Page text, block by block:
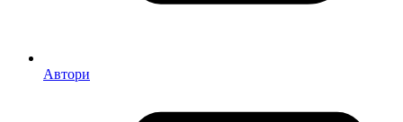
Автори